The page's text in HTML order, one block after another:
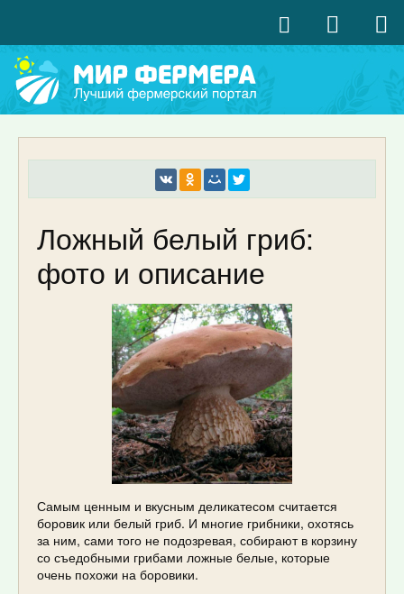
Ложный белый гриб:
фото и описание
Самым ценным и вкусным деликатесом считается
боровик или белый гриб. И многие грибники, охотясь
за ним, сами того не подозревая, собирают в корзину
со съедобными грибами ложные белые, которые
очень похожи на боровики.